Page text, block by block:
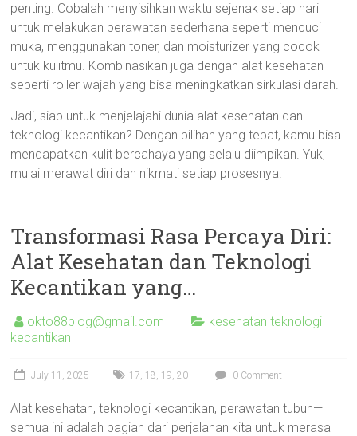
penting. Cobalah menyisihkan waktu sejenak setiap hari
untuk melakukan perawatan sederhana seperti mencuci
muka, menggunakan toner, dan moisturizer yang cocok
untuk kulitmu. Kombinasikan juga dengan alat kesehatan
seperti roller wajah yang bisa meningkatkan sirkulasi darah.
Jadi, siap untuk menjelajahi dunia alat kesehatan dan
teknologi kecantikan? Dengan pilihan yang tepat, kamu bisa
mendapatkan kulit bercahaya yang selalu diimpikan. Yuk,
mulai merawat diri dan nikmati setiap prosesnya!
Transformasi Rasa Percaya Diri:
Alat Kesehatan dan Teknologi
Kecantikan yang…
okto88blog@gmail.com
kesehatan teknologi
kecantikan
July 11, 2025 17, 18, 19,20 0 Comment
Alat kesehatan, teknologi kecantikan, perawatan tubuh—
semua ini adalah bagian dari perjalanan kita untuk merasa